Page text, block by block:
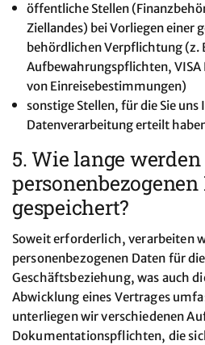
öffentliche Stellen
Ziellandes) bei Vorliegen einer
behördlichen Verpflichtung (z.
Aufbewahrungspflichten,
von Einreisebestimmungen)
sonstige Stellen, für die Sie
Datenverarbeitung erteilt
5. Wie lange
personenbezogenen
gespeichert?
Soweit erforderlich, verarbeiten
personenbezogenen Daten für
Geschäftsbeziehung, was auch
Abwicklung eines Vertrages
unterliegen wir verschiedenen
Dokumentationspflichten, die